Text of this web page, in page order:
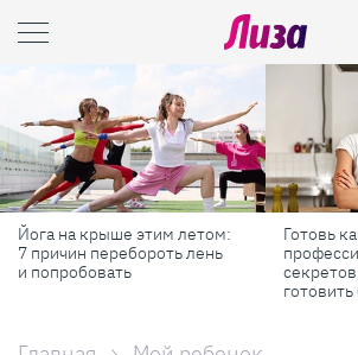
Йога на крыше этим летом:
7 причин перебороть лень
и попробовать
Готовь